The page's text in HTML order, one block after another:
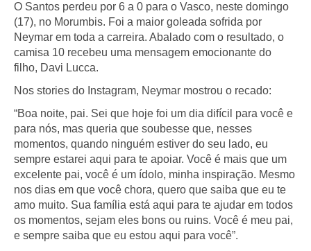
O Santos perdeu por 6 a 0 para o Vasco, neste domingo
(17), no Morumbis. Foi a maior goleada sofrida por
Neymar em toda a carreira. Abalado com o resultado, o
camisa 10 recebeu uma mensagem emocionante do
filho, Davi Lucca.
Nos stories do Instagram, Neymar mostrou o recado:
“Boa noite, pai. Sei que hoje foi um dia difícil para você e
para nós, mas queria que soubesse que, nesses
momentos, quando ninguém estiver do seu lado, eu
sempre estarei aqui para te apoiar. Você é mais que um
excelente pai, você é um ídolo, minha inspiração. Mesmo
nos dias em que você chora, quero que saiba que eu te
amo muito. Sua família está aqui para te ajudar em todos
os momentos, sejam eles bons ou ruins. Você é meu pai,
e sempre saiba que eu estou aqui para você”.